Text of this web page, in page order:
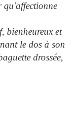
qu'affectionne
bienheureux et
le dos à son
drossée,